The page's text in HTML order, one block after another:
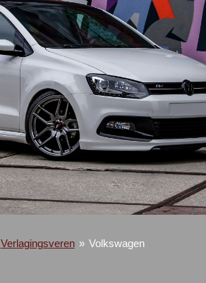
Verlagingsveren » Volkswagen